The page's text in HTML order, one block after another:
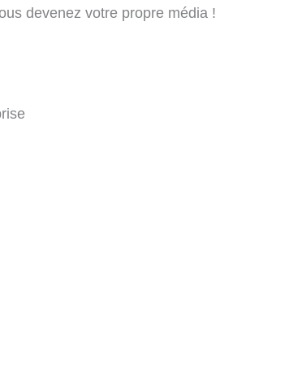
devenez votre propre média !